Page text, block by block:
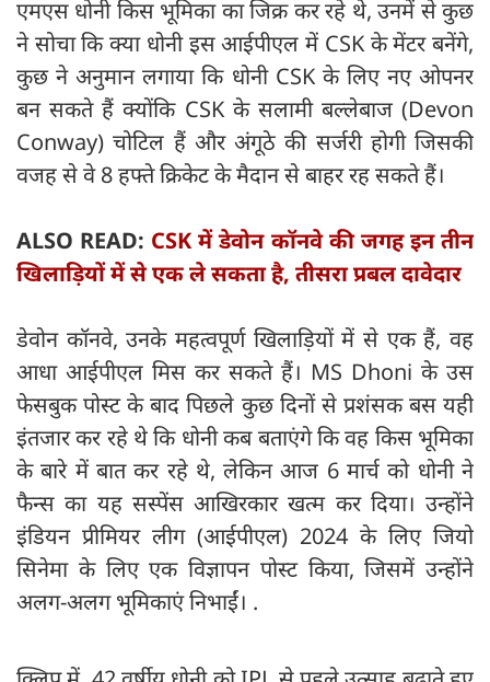
एमएस धोनी किस भूमिका का जिक्र कर रहे थे, उनमें से कुछ
ने सोचा कि क्या धोनी इस आईपीएल में CSK के मेंटर बनेंगे,
कुछ ने अनुमान लगाया कि धोनी CSK के लिए नए ओपनर
बन सकते हैं क्योंकि CSK के सलामी बल्लेबाज (Devon
Conway) चोटिल हैं और अंगूठे की सर्जरी होगी जिसकी
वजह से वे 8 हफ्ते क्रिकेट के मैदान से बाहर रह सकते हैं।
ALSO READ: CSK में डेवोन कॉनवे की जगह इन तीन
खिलाड़ियों में से एक ले सकता है, तीसरा प्रबल दावेदार
डेवोन कॉनवे, उनके महत्वपूर्ण खिलाड़ियों में से एक हैं, वह
आधा आईपीएल मिस कर सकते हैं। MS Dhoni के उस
फेसबुक पोस्ट के बाद पिछले कुछ दिनों से प्रशंसक बस यही
इंतजार कर रहे थे कि धोनी कब बताएंगे कि वह किस भूमिका
के बारे में बात कर रहे थे, लेकिन आज 6 मार्च को धोनी ने
फैन्स का यह सस्पेंस आखिरकार खत्म कर दिया। उन्होंने
इंडियन प्रीमियर लीग (आईपीएल) 2024 के लिए जियो
सिनेमा के लिए एक विज्ञापन पोस्ट किया, जिसमें उन्होंने
अलग-अलग भूमिकाएं निभाईं। .